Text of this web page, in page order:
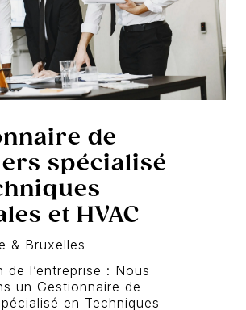
de
spécialisé
et HVAC
& Bruxelles
de l’entreprise : Nous
un Gestionnaire de
en Techniques